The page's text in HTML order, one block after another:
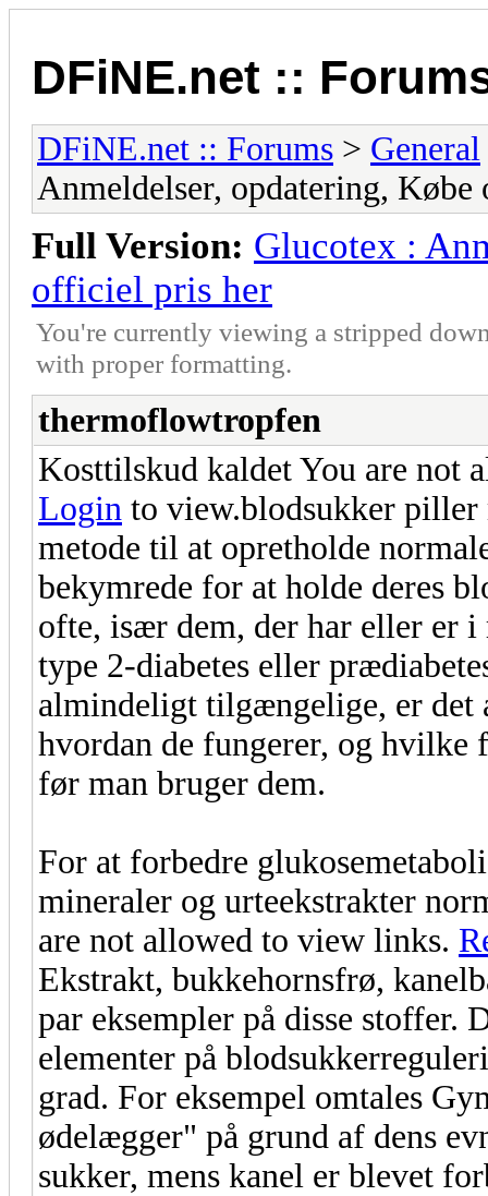
DFiNE.net ::
DFiNE.net :: Forums > General
Anmeldelser, opdatering,
Full Version: Glucotex :
officiel pris her
You're currently viewing a stripped
with proper formatting.
thermoflowtropfen
Kosttilskud kaldet You are not
Login to view.blodsukker piller
metode til at opretholde
bekymrede for at holde deres
ofte, især dem, der har eller er
type 2-diabetes eller
almindeligt tilgængelige, er det
hvordan de fungerer, og hvilke
før man bruger dem.
For at forbedre
mineraler og urteekstrakter
are not allowed to view links.
Ekstrakt, bukkehornsfrø,
par eksempler på disse stoffer.
elementer på
grad. For eksempel omtales
ødelægger" på grund af dens
sukker, mens kanel er blevet